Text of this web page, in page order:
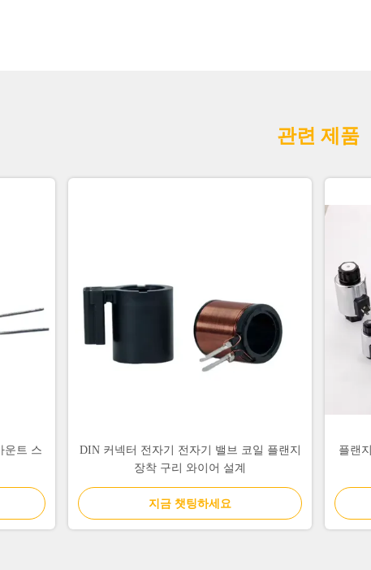
관련 제품
운트 스
DIN 커넥터 전자기 전자기 밸브 코일 플랜지
장착 구리 와이어 설계
지금 챗팅하세요
플랜